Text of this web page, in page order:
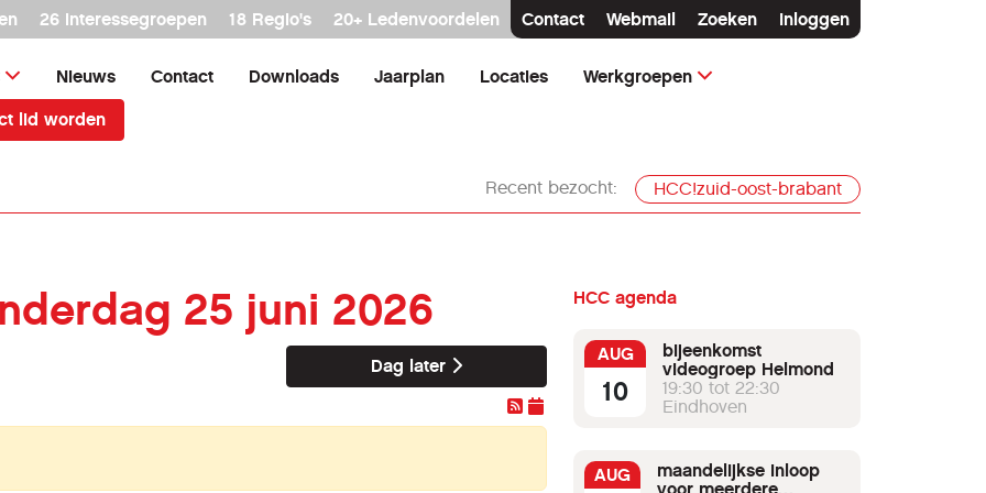
26 interessegroepen 18 Regio's 20+ Ledenvoordelen Contact Webmail Zoeken Inloggen
Nieuws Contact Downloads Jaarplan Locaties Werkgroepen
lid worden
Recent bezocht: HCC!zuid-oost-brabant
25 juni 2026
Dag later
HCC agenda
AUG
10
bijeenkomst
videogroep Helmond
19:30 tot 22:30
Eindhoven
AUG
maandelijkse inloop